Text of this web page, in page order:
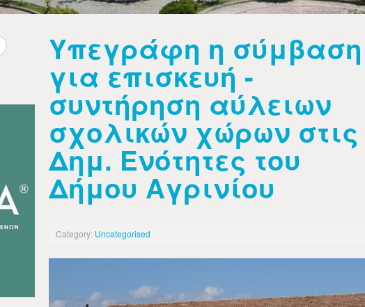
Υπεγράφη η σύμβαση
για επισκευή -
συντήρηση αύλειων
σχολικών χώρων στις
Δημ. Ενότητες του
Δήμου Αγρινίου
Category: Uncategorised